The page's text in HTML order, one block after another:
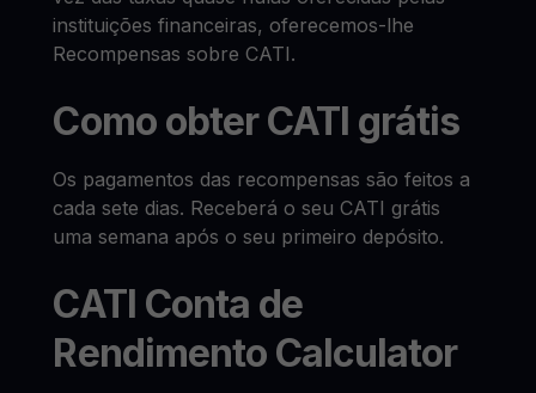
instituições financeiras, oferecemos-lhe
Recompensas sobre CATI.
Como obter CATI grátis
Os pagamentos das recompensas são feitos a
cada sete dias. Receberá o seu CATI grátis
uma semana após o seu primeiro depósito.
CATI Conta de
Rendimento Calculator